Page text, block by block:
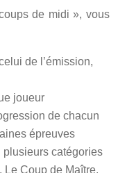
de midi », vous
de l’émission,
joueur
de chacun
épreuves
plusieurs catégories
Le Coup de Maître,